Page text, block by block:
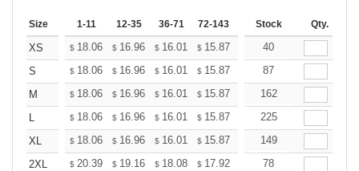
Size 1-11 12-35 36-71 72-143 144-287 288 + More
Stock Qty.
XS $ 18.06 $ 16.96 $ 16.01 $ 15.87 15.60
40
S
$ 18.06 $ 16.96 $ 16.01 $ 15.87 15.60
87
M
$ 18.06 $ 16.96 $ 16.01 $ 15.87 15.60
162
L
$ 18.06 $ 16.96 $ 16.01 $ 15.87 15.60
225
XL
$ 18.06 $ 16.96 $ 16.01 $ 15.87 15.60
149
2XL
$ 20.39 $ 19.16 $ 18.08 $ 17.92 17.61
78